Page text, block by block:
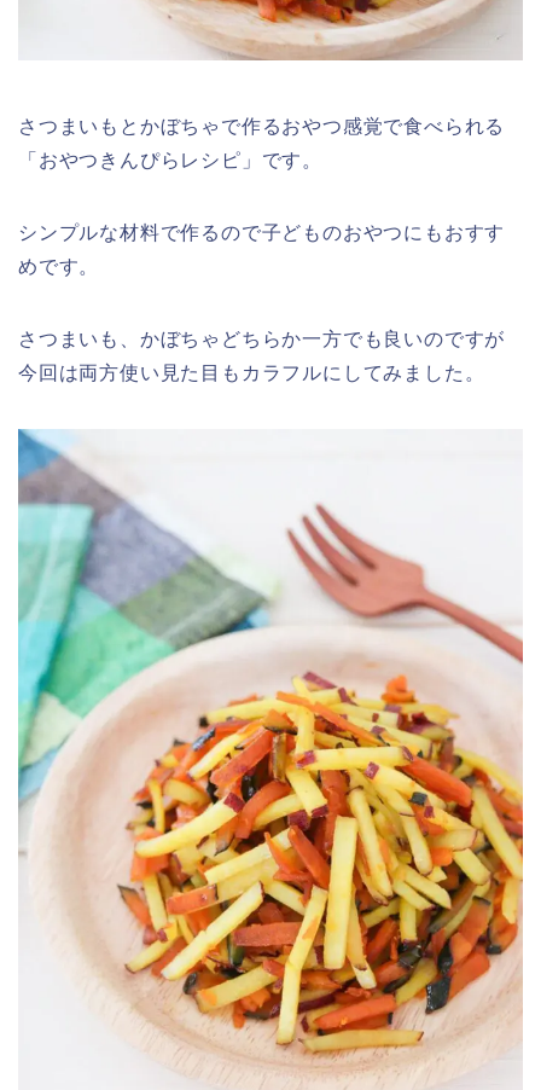
さつまいもとかぼちゃで作るおやつ感覚で食べられる
「おやつきんぴらレシピ」です。
シンプルな材料で作るので子どものおやつにもおすす
めです。
さつまいも、かぼちゃどちらか一方でも良いのですが
今回は両方使い見た目もカラフルにしてみました。